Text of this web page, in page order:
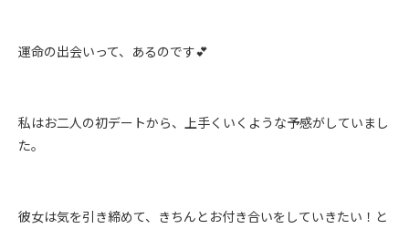
運命の出会いって、あるのです💕
私はお二人の初デートから、上手くいくような予感がしていまし
た。
彼女は気を引き締めて、きちんとお付き合いをしていきたい！と